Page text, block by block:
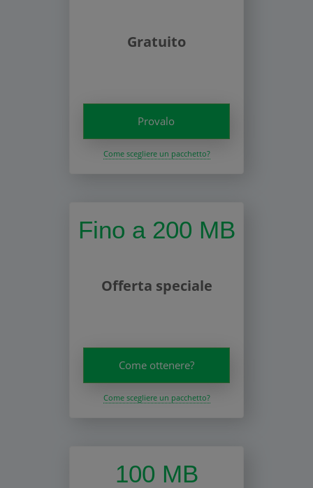
Gratuito
Provalo
Come scegliere un pacchetto?
Fino a 200 MB
Offerta speciale
Come ottenere?
Come scegliere un pacchetto?
100 MB